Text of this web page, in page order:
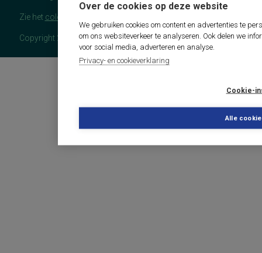
Over de cookies op deze website
We gebruiken cookies om content en advertenties te
om ons websiteverkeer te analyseren. Ook delen we
voor social media, adverteren en analyse.
Privacy- en cookieverklaring
Cookie-
Alle
Zie het colofon
Copyright 2026 - COTAN Documentatie